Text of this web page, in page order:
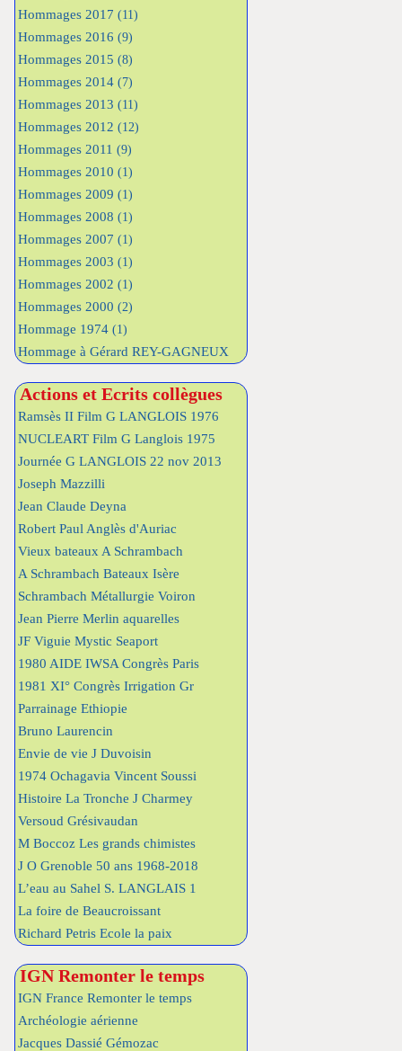
Hommages 2017 (11)
Hommages 2016 (9)
Hommages 2015 (8)
Hommages 2014 (7)
Hommages 2013 (11)
Hommages 2012 (12)
Hommages 2011 (9)
Hommages 2010 (1)
Hommages 2009 (1)
Hommages 2008 (1)
Hommages 2007 (1)
Hommages 2003 (1)
Hommages 2002 (1)
Hommages 2000 (2)
Hommage 1974 (1)
Hommage à Gérard REY-GAGNEUX
Actions et Ecrits collègues
Ramsès II Film G LANGLOIS 1976
NUCLEART Film G Langlois 1975
Journée G LANGLOIS 22 nov 2013
Joseph Mazzilli
Jean Claude Deyna
Robert Paul Anglès d'Auriac
Vieux bateaux A Schrambach
A Schrambach Bateaux Isère
Schrambach Métallurgie Voiron
Jean Pierre Merlin aquarelles
JF Viguie Mystic Seaport
1980 AIDE IWSA Congrès Paris
1981 XI° Congrès Irrigation Gr
Parrainage Ethiopie
Bruno Laurencin
Envie de vie J Duvoisin
1974 Ochagavia Vincent Soussi
Histoire La Tronche J Charmey
Versoud Grésivaudan
M Boccoz Les grands chimistes
J O Grenoble 50 ans 1968-2018
L’eau au Sahel S. LANGLAIS 1
La foire de Beaucroissant
Richard Petris Ecole la paix
IGN Remonter le temps
IGN France Remonter le temps
Archéologie aérienne
Jacques Dassié Gémozac